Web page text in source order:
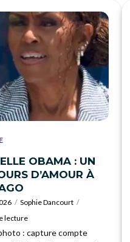
OBAMA : UN
D’AMOUR À
Sophie Dancourt
lecture
: capture compte